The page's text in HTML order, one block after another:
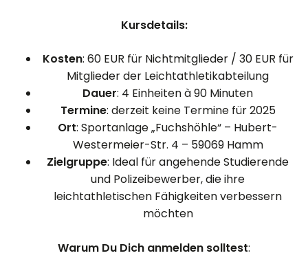
Kursdetails:
Kosten: 60 EUR für Nichtmitglieder / 30 EUR für
Mitglieder der Leichtathletikabteilung
Dauer: 4 Einheiten à 90 Minuten
Termine: derzeit keine Termine für 2025
Ort: Sportanlage „Fuchshöhle“ – Hubert-
Westermeier-Str. 4 – 59069 Hamm
Zielgruppe: Ideal für angehende Studierende
und Polizeibewerber, die ihre
leichtathletischen Fähigkeiten verbessern
möchten
Warum Du Dich anmelden solltest: